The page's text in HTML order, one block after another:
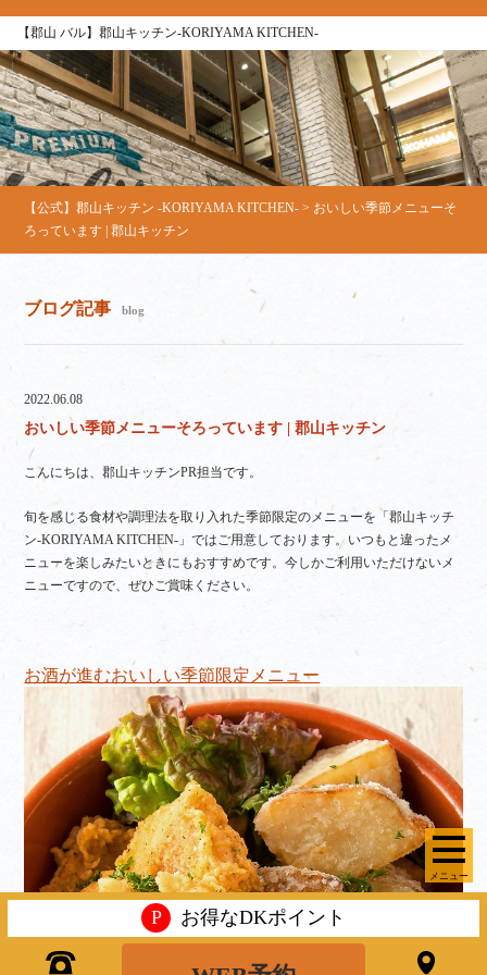
【郡山 バル】郡山キッチン-KORIYAMA KITCHEN-
メニュー
【公式】郡山キッチン -KORIYAMA KITCHEN- > おいしい季節メニューそ
ろっています | 郡山キッチン
ブログ記事 blog
2022.06.08
おいしい季節メニューそろっています | 郡山キッチン
こんにちは、郡山キッチンPR担当です。
旬を感じる食材や調理法を取り入れた季節限定のメニューを「郡山キッチ
ン-KORIYAMA KITCHEN-」ではご用意しております。いつもと違ったメ
ニューを楽しみたいときにもおすすめです。今しかご利用いただけないメ
ニューですので、ぜひご賞味ください。
お酒が進むおいしい季節限定メニュー
P お得なDKポイント